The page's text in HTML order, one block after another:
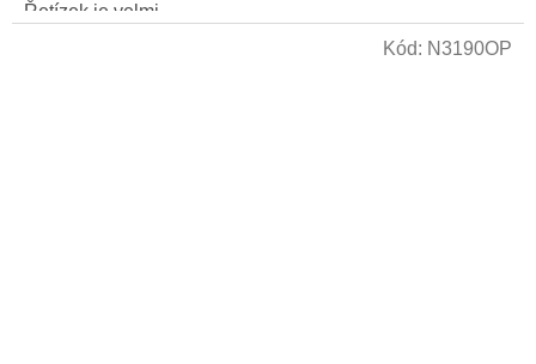
Řetízek je velmi...
Kód: N3190OP